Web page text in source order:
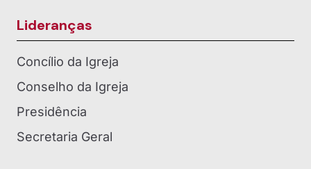
Lideranças
Concílio da Igreja
Conselho da Igreja
Presidência
Secretaria Geral